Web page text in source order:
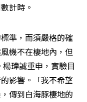
計時。
準，而須嚴格的確
機不在棲地內，但
瑋誠重申，實驗目
影響。「我不希望
傳到白海豚棲地的